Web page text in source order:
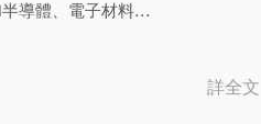
導體、電子材料...
詳全文